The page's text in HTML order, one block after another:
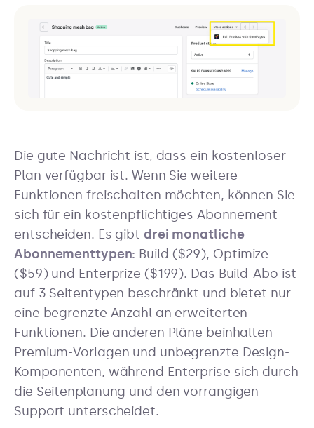
Die gute Nachricht ist, dass ein kostenloser
Plan verfügbar ist. Wenn Sie weitere
Funktionen freischalten möchten, können Sie
sich für ein kostenpflichtiges Abonnement
entscheiden. Es gibt drei monatliche
Abonnementtypen: Build ($29), Optimize
($59) und Enterprize ($199). Das Build-Abo ist
auf 3 Seitentypen beschränkt und bietet nur
eine begrenzte Anzahl an erweiterten
Funktionen. Die anderen Pläne beinhalten
Premium-Vorlagen und unbegrenzte Design-
Komponenten, während Enterprise sich durch
die Seitenplanung und den vorrangigen
Support unterscheidet.